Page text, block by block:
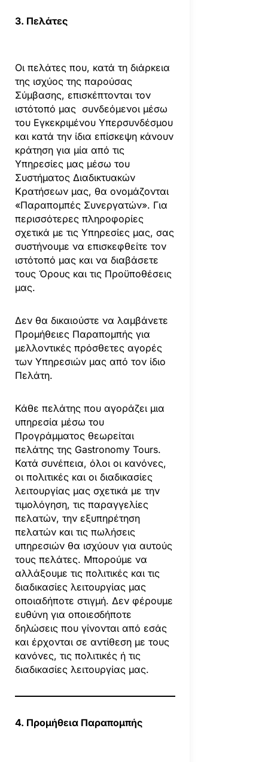
3. Πελάτες
Οι πελάτες που, κατά τη διάρκεια
της ισχύος της παρούσας
Σύμβασης, επισκέπτονται τον
ιστότοπό μας συνδεόμενοι μέσω
του Εγκεκριμένου Υπερσυνδέσμου
και κατά την ίδια επίσκεψη κάνουν
κράτηση για μία από τις
Υπηρεσίες μας μέσω του
Συστήματος Διαδικτυακών
Κρατήσεων μας, θα ονομάζονται
«Παραπομπές Συνεργατών». Για
περισσότερες πληροφορίες
σχετικά με τις Υπηρεσίες μας, σας
συστήνουμε να επισκεφθείτε τον
ιστότοπό μας και να διαβάσετε
τους Όρους και τις Προϋποθέσεις
μας.
Δεν θα δικαιούστε να λαμβάνετε
Προμήθειες Παραπομπής για
μελλοντικές πρόσθετες αγορές
των Υπηρεσιών μας από τον ίδιο
Πελάτη.
Κάθε πελάτης που αγοράζει μια
υπηρεσία μέσω του
Προγράμματος θεωρείται
πελάτης της Gastronomy Tours.
Κατά συνέπεια, όλοι οι κανόνες,
οι πολιτικές και οι διαδικασίες
λειτουργίας μας σχετικά με την
τιμολόγηση, τις παραγγελίες
πελατών, την εξυπηρέτηση
πελατών και τις πωλήσεις
υπηρεσιών θα ισχύουν για αυτούς
τους πελάτες. Μπορούμε να
αλλάξουμε τις πολιτικές και τις
διαδικασίες λειτουργίας μας
οποιαδήποτε στιγμή. Δεν φέρουμε
ευθύνη για οποιεσδήποτε
δηλώσεις που γίνονται από εσάς
και έρχονται σε αντίθεση με τους
κανόνες, τις πολιτικές ή τις
διαδικασίες λειτουργίας μας.
4. Προμήθεια Παραπομπής